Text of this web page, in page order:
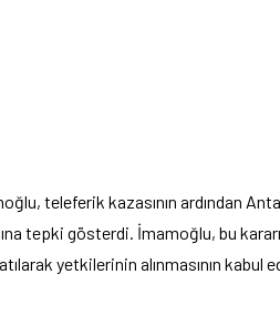
teleferik kazasının ardından
tepki gösterdi. İmamoğlu, bu
yetkilerinin alınmasının kabul